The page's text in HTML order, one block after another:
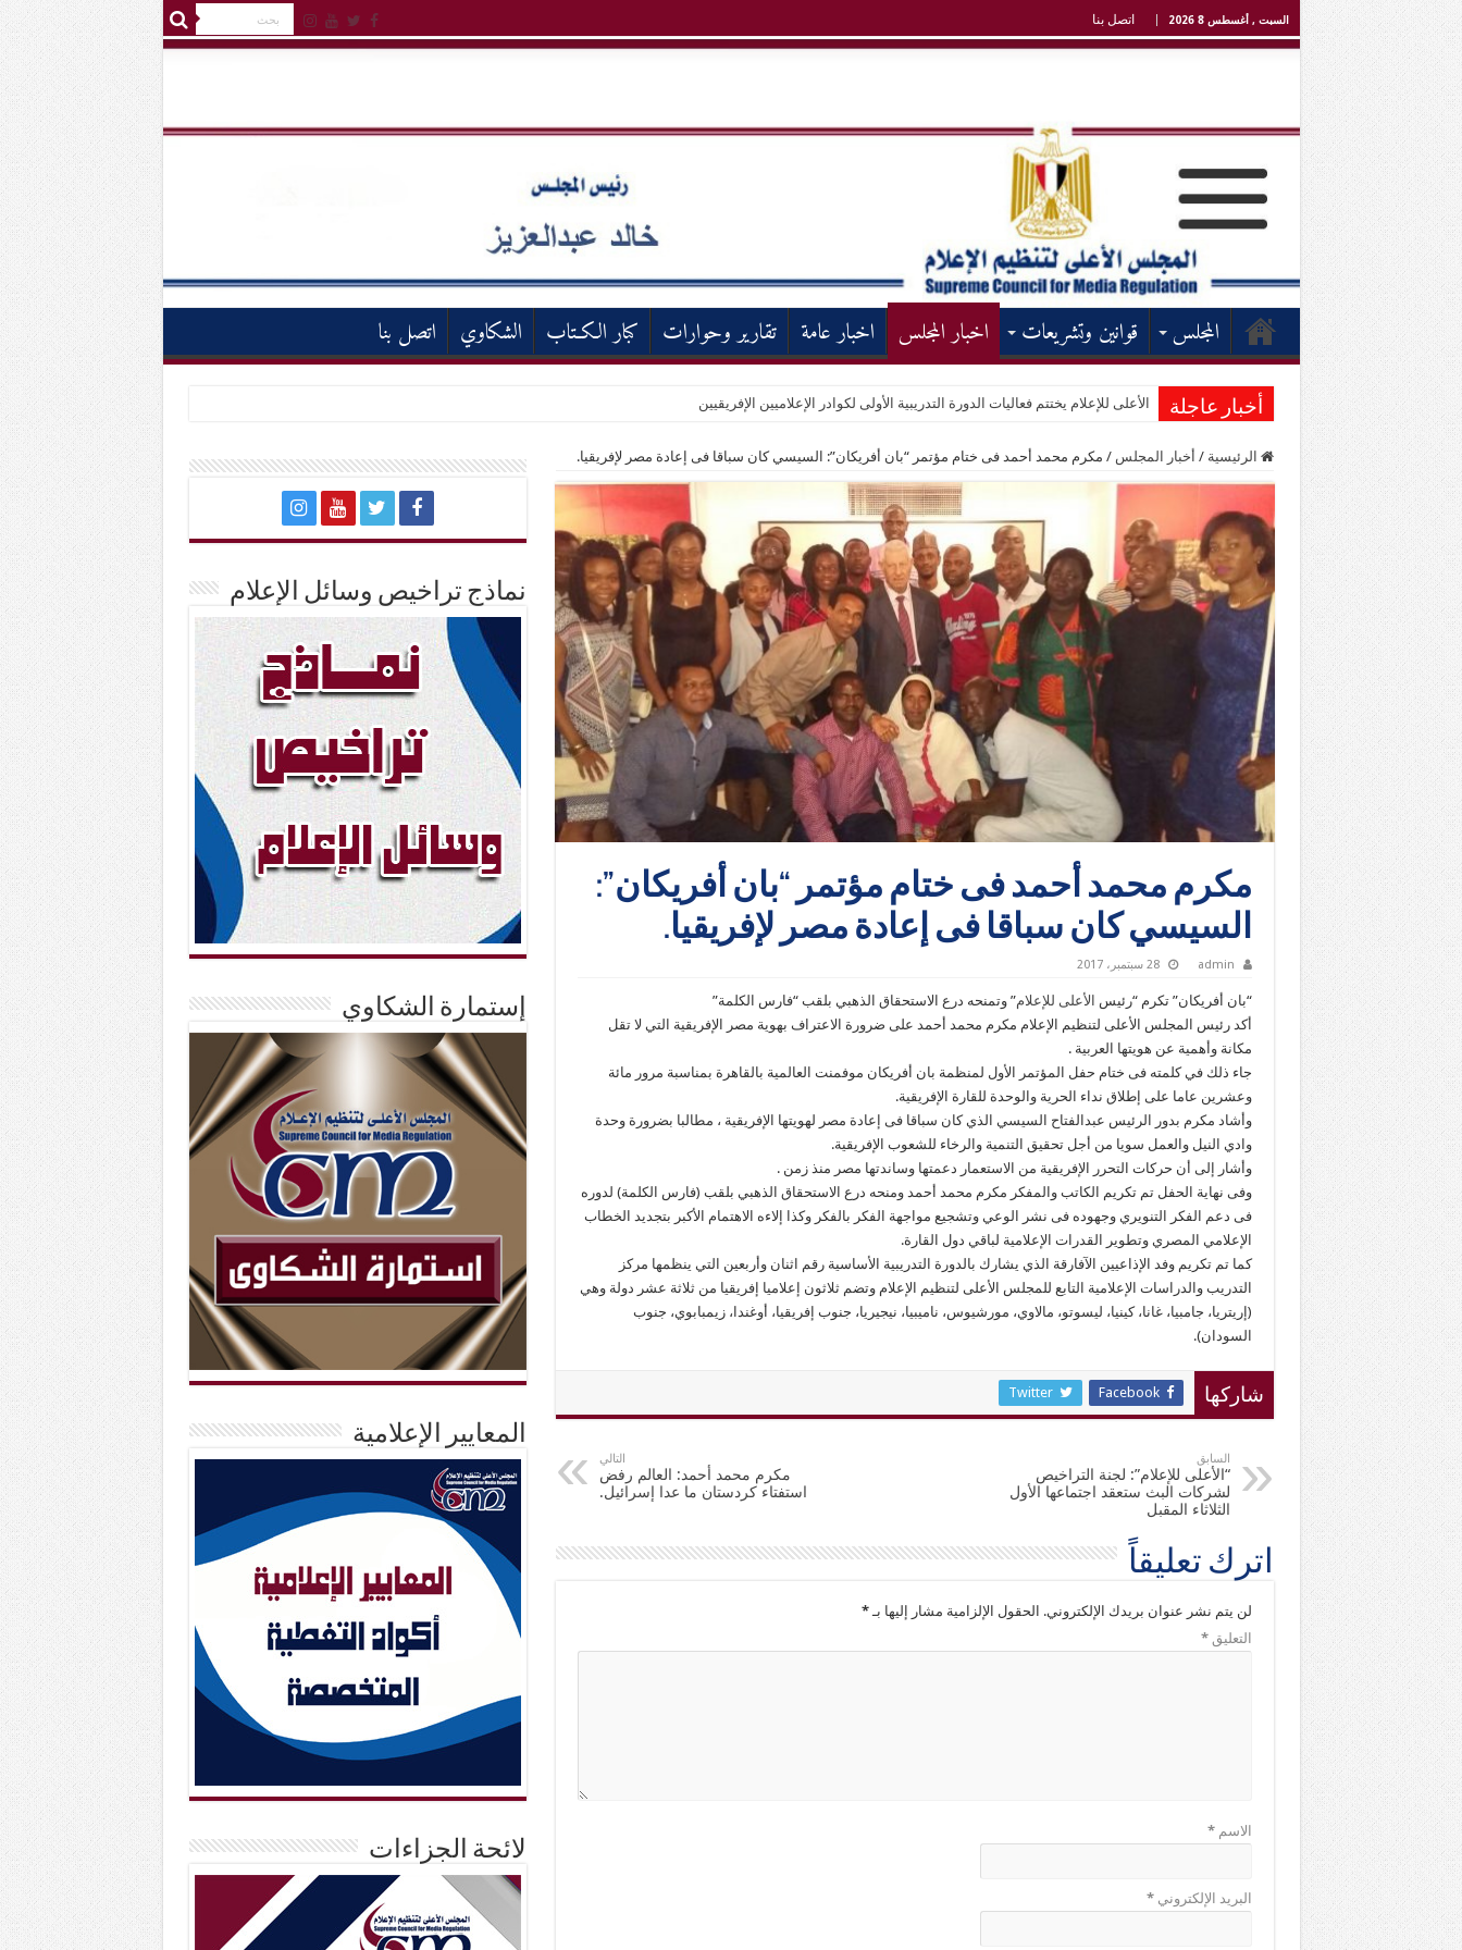
السبت , أغسطس 8 2026 اتصل بنا
المجلس قوانين وتشريعات اخبار المجلس اخبار عامة تقارير وحوارات كبار الكـتاب الشكاوي اتصل بنا
أخبار عاجلة الأعلى للإعلام يختتم فعاليات الدورة التدريبية الأولى لكوادر الإعلاميين الإفريقيين
الرئيسية / أخبار المجلس / مكرم محمد أحمد فى ختام مؤتمر “بان أفريكان”: السيسي كان سباقا فى إعادة مصر لإفريقيا.
مكرم محمد أحمد فى ختام مؤتمر “بان أفريكان”:
السيسي كان سباقا فى إعادة مصر لإفريقيا.
admin 28 سبتمبر، 2017
“بان أفريكان” تكرم “رئيس الأعلى للإعلام” وتمنحه درع الاستحقاق الذهبي بلقب “فارس الكلمة”
أكد رئيس المجلس الأعلى لتنظيم الإعلام مكرم محمد أحمد على ضرورة الاعتراف بهوية مصر الإفريقية التي لا تقل
مكانة وأهمية عن هويتها العربية .
جاء ذلك في كلمته فى ختام حفل المؤتمر الأول لمنظمة بان أفريكان موفمنت العالمية بالقاهرة بمناسبة مرور مائة
وعشرين عاما على إطلاق نداء الحرية والوحدة للقارة الإفريقية.
وأشاد مكرم بدور الرئيس عبدالفتاح السيسي الذي كان سباقا فى إعادة مصر لهويتها الإفريقية ، مطالبا بضرورة وحدة
وادي النيل والعمل سويا من أجل تحقيق التنمية والرخاء للشعوب الإفريقية.
وأشار إلى أن حركات التحرر الإفريقية من الاستعمار دعمتها وساندتها مصر منذ زمن .
وفى نهاية الحفل تم تكريم الكاتب والمفكر مكرم محمد أحمد ومنحه درع الاستحقاق الذهبي بلقب (فارس الكلمة) لدوره
فى دعم الفكر التنويري وجهوده فى نشر الوعي وتشجيع مواجهة الفكر بالفكر وكذا إلاءه الاهتمام الأكبر بتجديد الخطاب
الإعلامي المصري وتطوير القدرات الإعلامية لباقي دول القارة.
كما تم تكريم وفد الإذاعيين الآفارقة الذي يشارك بالدورة التدريبية الأساسية رقم اثنان وأربعين التي ينظمها مركز
التدريب والدراسات الإعلامية التابع للمجلس الأعلى لتنظيم الإعلام وتضم ثلاثون إعلاميا إفريقيا من ثلاثة عشر دولة وهي
(إريتريا، جامبيا، غانا، كينيا، ليسوتو، مالاوي، مورشيوس، ناميبيا، نيجيريا، جنوب إفريقيا، أوغندا، زيمبابوي، جنوب
السودان).
شاركها Facebook
Twitter
السابق
“الأعلى للإعلام”: لجنة التراخيص
لشركات البث ستعقد اجتماعها الأول
الثلاثاء المقبل
التالي
مكرم محمد أحمد: العالم رفض
استفتاء كردستان ما عدا إسرائيل.
اترك تعليقاً
لن يتم نشر عنوان بريدك الإلكتروني. الحقول الإلزامية مشار إليها بـ*
التعليق*
الاسم*
البريد الإلكتروني*
نماذج تراخيص وسائل الإعلام
إستمارة الشكاوي
المعايير الإعلامية
لائحة الجزاءات